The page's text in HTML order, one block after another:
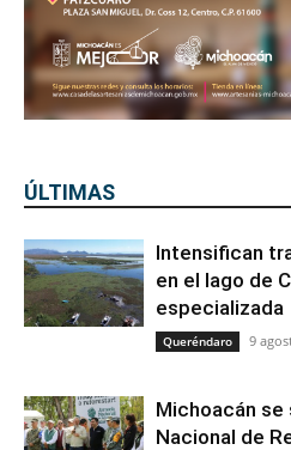
ÚLTIMAS
Intensifican
en el lago de
especializada
Queréndaro 9
Michoacán se
Nacional de